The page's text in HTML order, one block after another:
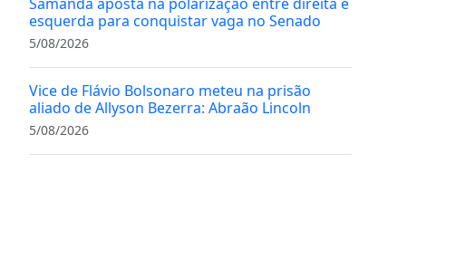
Samanda aposta na polarização entre direita e
esquerda para conquistar vaga no Senado
5/08/2026
Vice de Flávio Bolsonaro meteu na prisão
aliado de Allyson Bezerra: Abraão Lincoln
5/08/2026